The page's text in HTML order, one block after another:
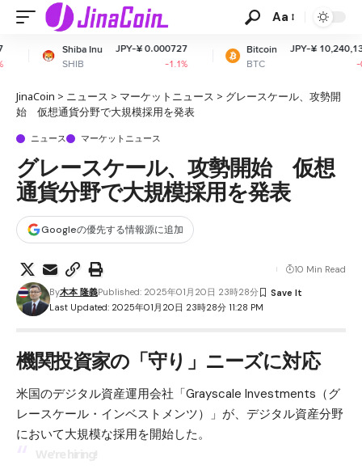
Aa
JPY-¥ 0.000727
-1.1%
Bitcoin
BTC
JPY-¥ 10,240,134.31
JinaCoin > ニュース > マーケットニュース > グレースケール、攻勢開
始 仮想通貨分野で大規模採用を発表
ニュース マーケットニュース
グレースケール、攻勢開始 仮想
通貨分野で大規模採用を発表
Googleの優先する情報源に追加
Last Updated: 2025年01月20日 23時28分 11:28 PM
By木本 隆義Published: 2025年01月20日 23時28分
10 Min Read
機関投資家の「守り」ニーズに対応
米国のデジタル資産運用会社「Grayscale Investments（グ
レースケール・インベストメンツ）」が、デジタル資産分野
において大規模な採用を開始した。